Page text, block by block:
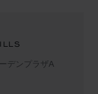
デンプラザA